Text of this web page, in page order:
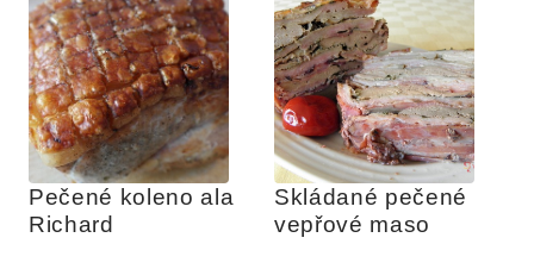
Pečené koleno ala
Richard
Skládané pečené
vepřové maso